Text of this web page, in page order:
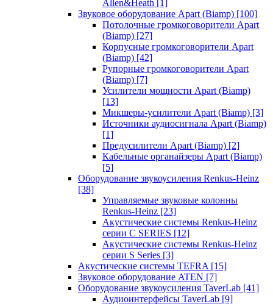
Allen&Heath [1]
Звуковое оборудование Apart (Biamp) [100]
Потолочные громкоговорители Apart
(Biamp) [27]
Корпусные громкоговорители Apart
(Biamp) [42]
Рупорные громкоговорители Apart
(Biamp) [7]
Усилители мощности Apart (Biamp)
[13]
Микшеры-усилители Apart (Biamp) [3]
Источники аудиосигнала Apart (Biamp)
[1]
Предусилители Apart (Biamp) [2]
Кабельные органайзеры Apart (Biamp)
[5]
Оборудование звукоусиления Renkus-Heinz
[38]
Управляемые звуковые колонны
Renkus-Heinz [23]
Акустические системы Renkus-Heinz
серии C SERIES [12]
Акустические системы Renkus-Heinz
серии S Series [3]
Акустические системы TEFRA [15]
Звуковое оборудование ATEN [7]
Оборудование звукоусиления TaverLab [41]
Аудиоинтерфейсы TaverLab [9]